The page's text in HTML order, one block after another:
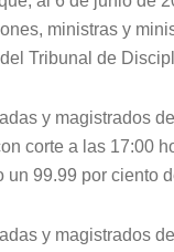
ministras y
Tribunal de
y magistrados
corte a las 17:00
un 99.99 por ciento
y magistrados